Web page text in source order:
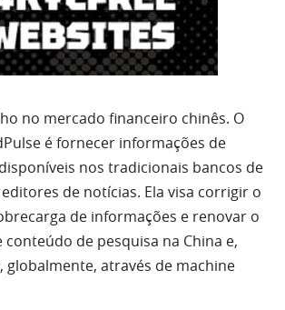
no mercado financeiro chinês. O
é fornecer informações de
nos tradicionais bancos de
de notícias. Ela visa corrigir o
de informações e renovar o
conteúdo de pesquisa na China e,
globalmente, através de machine